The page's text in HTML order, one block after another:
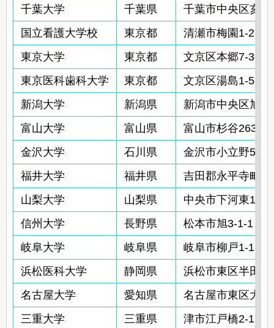
千葉大学
千葉県
千葉市中央区亥
国立看護大学校
東京都
清瀬市梅園1-2-1
東京大学
東京都
文京区本郷7-3-1
東京医科歯科大学
東京都
文京区湯島1-5-45
新潟大学
新潟県
新潟市中央区旭
富山大学
富山県
富山市杉谷2630
金沢大学
石川県
金沢市小立野5-
福井大学
福井県
吉田郡永平寺町
山梨大学
山梨県
中央市下河東1110
信州大学
長野県
松本市旭3-1-1
岐阜大学
岐阜県
岐阜市柳戸1-1
浜松医科大学
静岡県
浜松市東区半田
名古屋大学
愛知県
名古屋市東区大
三重大学
三重県
津市江戸橋2-174